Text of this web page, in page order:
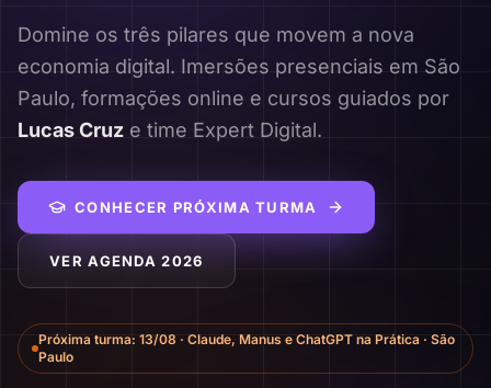
Domine os três pilares que movem a nova
economia digital. Imersões presenciais em São
Paulo, formações online e cursos guiados por
Lucas Cruz e time Expert Digital.
CONHECER PRÓXIMA TURMA
VER AGENDA 2026
Próxima turma: 13/08 · Claude, Manus e ChatGPT na Prática · São
Paulo